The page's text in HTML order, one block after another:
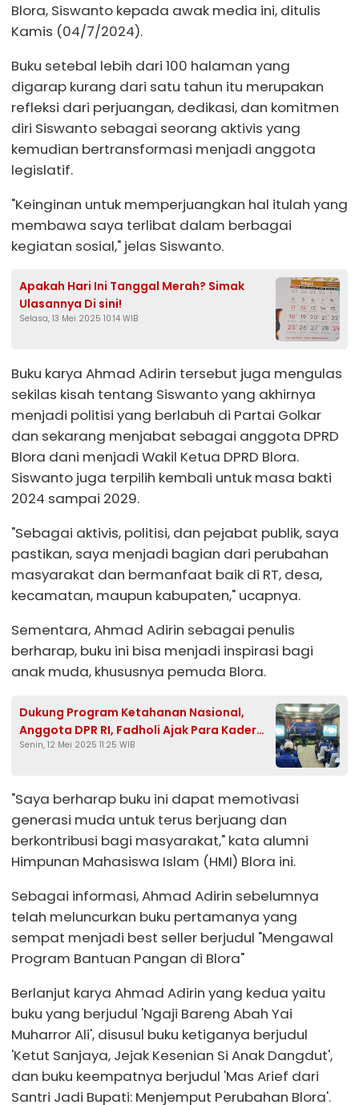
Blora, Siswanto kepada awak media ini, ditulis
Kamis (04/7/2024).
Buku setebal lebih dari 100 halaman yang
digarap kurang dari satu tahun itu merupakan
refleksi dari perjuangan, dedikasi, dan komitmen
diri Siswanto sebagai seorang aktivis yang
kemudian bertransformasi menjadi anggota
legislatif.
"Keinginan untuk memperjuangkan hal itulah yang
membawa saya terlibat dalam berbagai
kegiatan sosial," jelas Siswanto.
Apakah Hari Ini Tanggal Merah? Simak
Ulasannya Di sini!
Selasa, 13 Mei 2025 10:14 WIB
Buku karya Ahmad Adirin tersebut juga mengulas
sekilas kisah tentang Siswanto yang akhirnya
menjadi politisi yang berlabuh di Partai Golkar
dan sekarang menjabat sebagai anggota DPRD
Blora dani menjadi Wakil Ketua DPRD Blora.
Siswanto juga terpilih kembali untuk masa bakti
2024 sampai 2029.
"Sebagai aktivis, politisi, dan pejabat publik, saya
pastikan, saya menjadi bagian dari perubahan
masyarakat dan bermanfaat baik di RT, desa,
kecamatan, maupun kabupaten," ucapnya.
Sementara, Ahmad Adirin sebagai penulis
berharap, buku ini bisa menjadi inspirasi bagi
anak muda, khususnya pemuda Blora.
Dukung Program Ketahanan Nasional,
Anggota DPR RI, Fadholi Ajak Para Kader
Partai Kawal Demokrasi
Senin, 12 Mei 2025 11:25 WIB
"Saya berharap buku ini dapat memotivasi
generasi muda untuk terus berjuang dan
berkontribusi bagi masyarakat," kata alumni
Himpunan Mahasiswa Islam (HMI) Blora ini.
Sebagai informasi, Ahmad Adirin sebelumnya
telah meluncurkan buku pertamanya yang
sempat menjadi best seller berjudul "Mengawal
Program Bantuan Pangan di Blora"
Berlanjut karya Ahmad Adirin yang kedua yaitu
buku yang berjudul 'Ngaji Bareng Abah Yai
Muharror Ali', disusul buku ketiganya berjudul
'Ketut Sanjaya, Jejak Kesenian Si Anak Dangdut',
dan buku keempatnya berjudul 'Mas Arief dari
Santri Jadi Bupati: Menjemput Perubahan Blora'.